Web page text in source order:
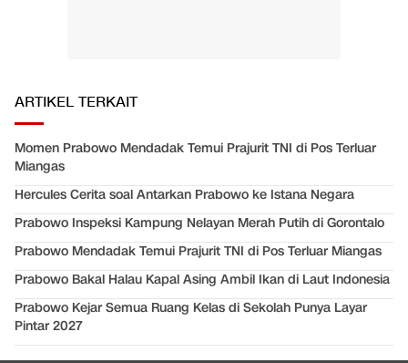
ARTIKEL TERKAIT
Momen Prabowo Mendadak Temui Prajurit TNI di Pos Terluar
Miangas
Hercules Cerita soal Antarkan Prabowo ke Istana Negara
Prabowo Inspeksi Kampung Nelayan Merah Putih di Gorontalo
Prabowo Mendadak Temui Prajurit TNI di Pos Terluar Miangas
Prabowo Bakal Halau Kapal Asing Ambil Ikan di Laut Indonesia
Prabowo Kejar Semua Ruang Kelas di Sekolah Punya Layar
Pintar 2027